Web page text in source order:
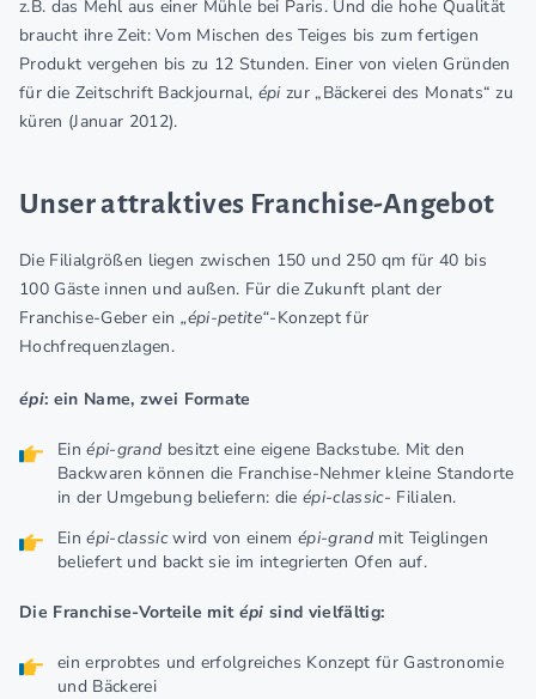
z.B. das Mehl aus einer Mühle bei Paris. Und die hohe Qualität
braucht ihre Zeit: Vom Mischen des Teiges bis zum fertigen
Produkt vergehen bis zu 12 Stunden. Einer von vielen Gründen
für die Zeitschrift Backjournal, épizur „Bäckerei des Monats“ zu
küren (Januar 2012).
Unser attraktives Franchise-Angebot
Die Filialgrößen liegen zwischen 150 und 250 qm für 40 bis
100 Gäste innen und außen. Für die Zukunft plant der
Franchise-Geber ein „épi-petite“-Konzept für
Hochfrequenzlagen.
épi: ein Name, zwei Formate
Einépi-grand besitzt eine eigene Backstube. Mit den
Backwaren können die Franchise-Nehmer kleine Standorte
in der Umgebung beliefern: dieépi-classic- Filialen.
Einépi-classicwird von einemépi-grand mit Teiglingen
beliefert und backt sie im integrierten Ofen auf.
Die Franchise-Vorteile mit épi sind vielfältig:
ein erprobtes und erfolgreiches Konzept für Gastronomie
und Bäckerei